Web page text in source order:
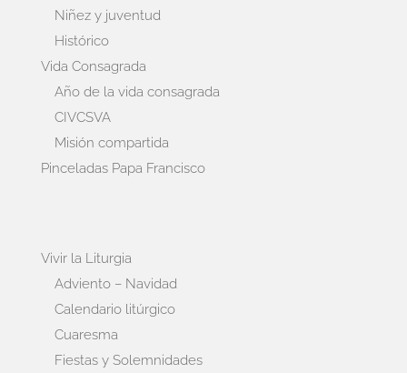
Niñez y juventud
Histórico
Vida Consagrada
Año de la vida consagrada
CIVCSVA
Misión compartida
Pinceladas Papa Francisco
Vivir la Liturgia
Adviento – Navidad
Calendario litúrgico
Cuaresma
Fiestas y Solemnidades